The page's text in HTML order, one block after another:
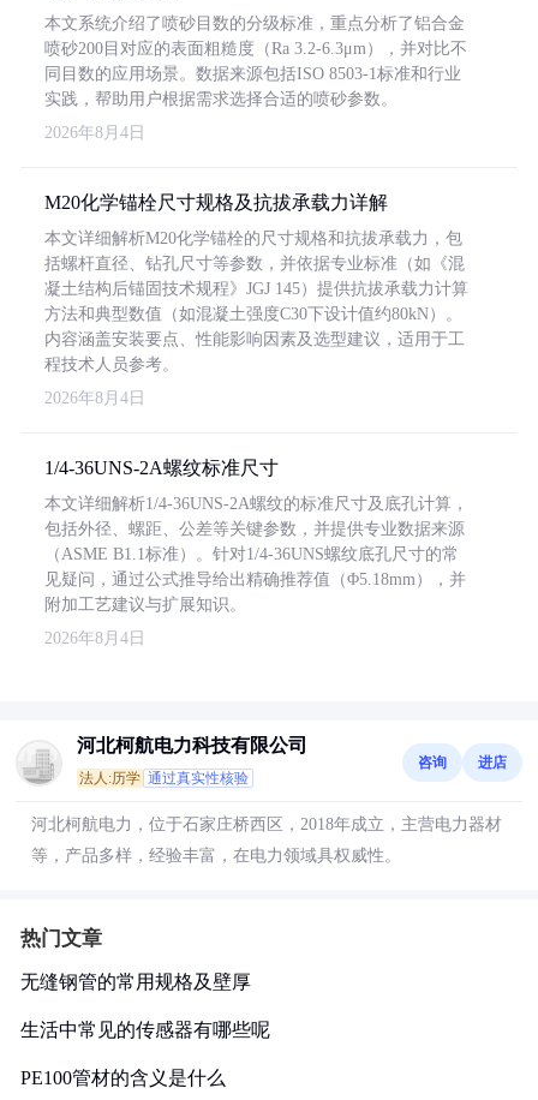
本文系统介绍了喷砂目数的分级标准，重点分析了铝合金
喷砂200目对应的表面粗糙度（Ra 3.2-6.3μm），并对比不
同目数的应用场景。数据来源包括ISO 8503-1标准和行业
实践，帮助用户根据需求选择合适的喷砂参数。
2026年8月4日
M20化学锚栓尺寸规格及抗拔承载力详解
本文详细解析M20化学锚栓的尺寸规格和抗拔承载力，包
括螺杆直径、钻孔尺寸等参数，并依据专业标准（如《混
凝土结构后锚固技术规程》JGJ 145）提供抗拔承载力计算
方法和典型数值（如混凝土强度C30下设计值约80kN）。
内容涵盖安装要点、性能影响因素及选型建议，适用于工
程技术人员参考。
2026年8月4日
1/4-36UNS-2A螺纹标准尺寸
本文详细解析1/4-36UNS-2A螺纹的标准尺寸及底孔计算，
包括外径、螺距、公差等关键参数，并提供专业数据来源
（ASME B1.1标准）。针对1/4-36UNS螺纹底孔尺寸的常
见疑问，通过公式推导给出精确推荐值（Φ5.18mm），并
附加工艺建议与扩展知识。
2026年8月4日
河北柯航电力科技有限公司
法人:历学 通过真实性核验
咨询 进店
河北柯航电力，位于石家庄桥西区，2018年成立，主营电力器材
等，产品多样，经验丰富，在电力领域具权威性。
热门文章
无缝钢管的常用规格及壁厚
生活中常见的传感器有哪些呢
PE100管材的含义是什么